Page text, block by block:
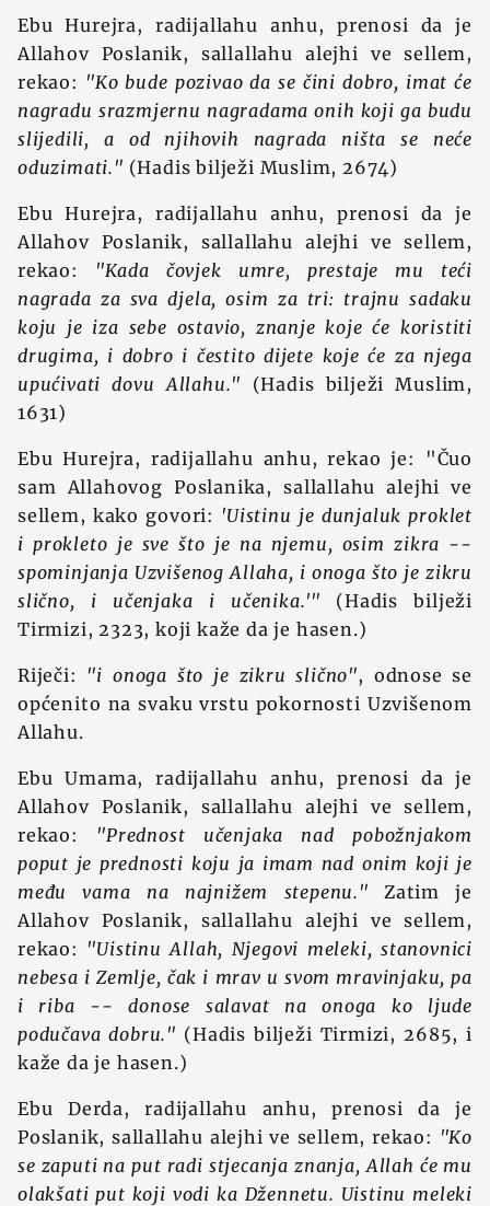
Ebu Hurejra, radijallahu anhu, prenosi da je
Allahov Poslanik, sallallahu alejhi ve sellem,
rekao: "Ko bude pozivao da se čini dobro, imat će
nagradu srazmjernu nagradama onih koji ga budu
slijedili, a od njihovih nagrada ništa se neće
oduzimati." (Hadis bilježi Muslim, 2674)
Ebu Hurejra, radijallahu anhu, prenosi da je
Allahov Poslanik, sallallahu alejhi ve sellem,
rekao:
"Kada čovjek umre, prestaje mu teći
nagrada za sva djela, osim za tri: trajnu sadaku
koju je iza sebe ostavio, znanje koje će koristiti
drugima, i dobro i čestito dijete koje će za njega
upućivati dovu Allahu." (Hadis bilježi Muslim,
1631)
Ebu Hurejra, radijallahu anhu, rekao je: "Čuo
sam Allahovog Poslanika, sallallahu alejhi ve
sellem, kako govori: 'Uistinu je dunjaluk proklet
i prokleto je sve što je na njemu, osim zikra --
spominjanja Uzvišenog Allaha, i onoga što je zikru
slično, i učenjaka i učenika.'" (Hadis bilježi
Tirmizi, 2323, koji kaže da je hasen.)
Riječi: "i onoga što je zikru slično", odnose se
općenito na svaku vrstu pokornosti Uzvišenom
Allahu.
Ebu Umama, radijallahu anhu, prenosi da je
Allahov Poslanik, sallallahu alejhi ve sellem,
rekao: "Prednost učenjaka nad pobožnjakom
poput je prednosti koju ja imam nad onim koji je
među vama na najnižem stepenu." Zatim je
Allahov Poslanik, sallallahu alejhi ve sellem,
rekao: "Uistinu Allah, Njegovi meleki, stanovnici
nebesa i Zemlje, čak i mrav u svom mravinjaku, pa
i riba -- donose salavat na onoga ko ljude
podučava dobru." (Hadis bilježi Tirmizi, 2685, i
kaže da je hasen.)
Ebu Derda, radijallahu anhu, prenosi da je
Poslanik, sallallahu alejhi ve sellem, rekao: "Ko
se zaputi na put radi stjecanja znanja, Allah će mu
olakšati put koji vodi ka Džennetu. Uistinu meleki